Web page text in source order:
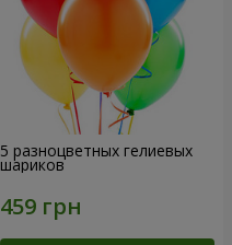
5 разноцветных гелиевых
шариков